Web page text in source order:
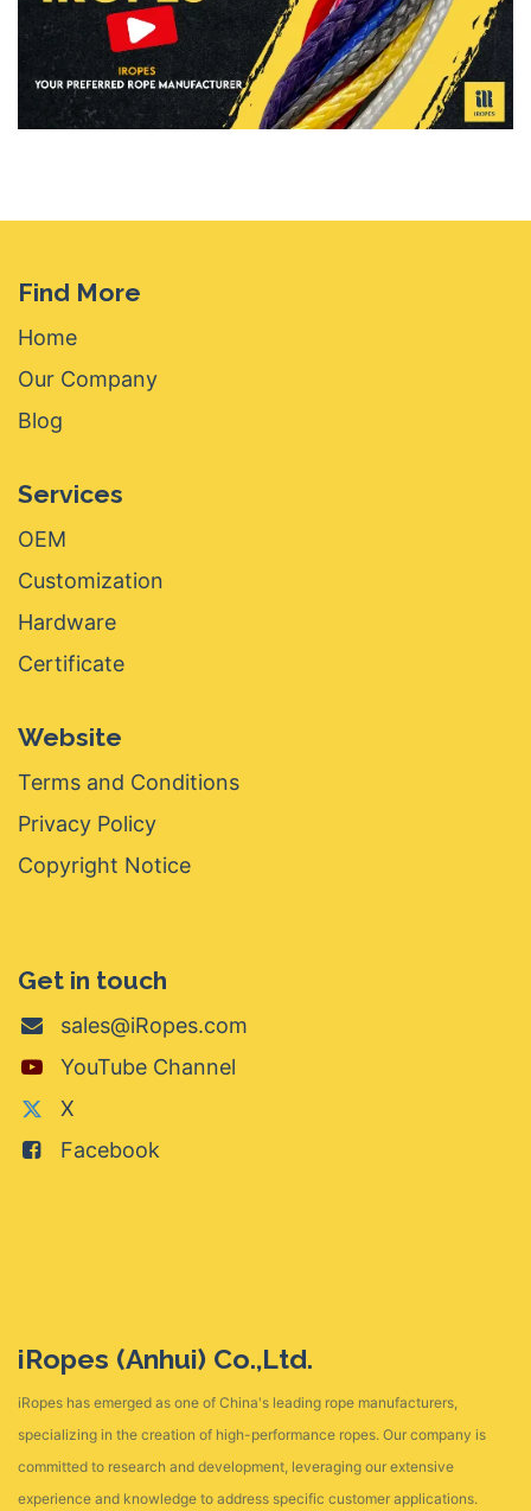
Find More
Home
Our Company
Blog
Services
OEM
Customization
Hardware
Certificate
Website
Terms and Conditions
Privacy Policy
Copyright Notice
Get in touch
sales@iRopes.com
YouTube Channel
X
Facebook
iRopes (Anhui) Co.,Ltd.
iRopes has emerged as one of China's leading rope manufacturers,
specializing in the creation of high-performance ropes. Our company is
committed to research and development, leveraging our extensive
experience and knowledge to address specific customer applications.